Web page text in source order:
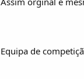
Equipa de